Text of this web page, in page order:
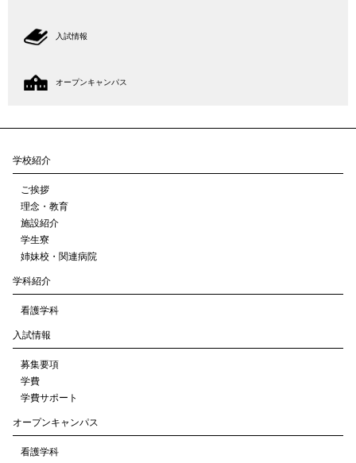
入試情報
オープンキャンパス
学校紹介
ご挨拶
理念・教育
施設紹介
学生寮
姉妹校・関連病院
学科紹介
看護学科
入試情報
募集要項
学費
学費サポート
オープンキャンパス
看護学科